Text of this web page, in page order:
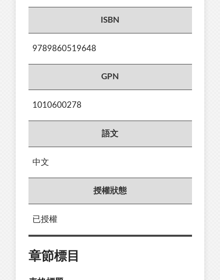
ISBN
9789860519648
GPN
1010600278
語文
中文
授權狀態
已授權
章節標目